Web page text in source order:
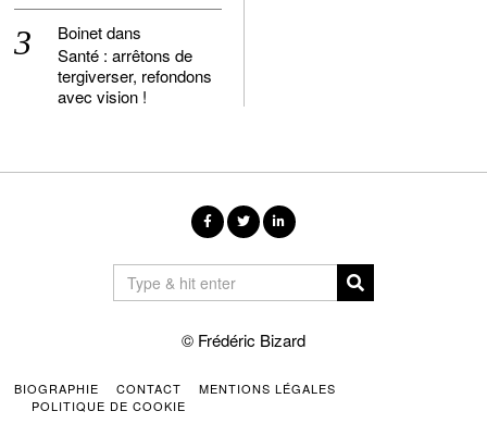
Boinetdans
Santé : arrêtons de
tergiverser, refondons
avec vision !
© Frédéric Bizard
BIOGRAPHIE CONTACT
MENTIONS LÉGALES
POLITIQUE DE COOKIE